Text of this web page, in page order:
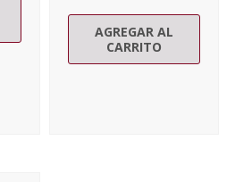
AGREGAR AL
CARRITO